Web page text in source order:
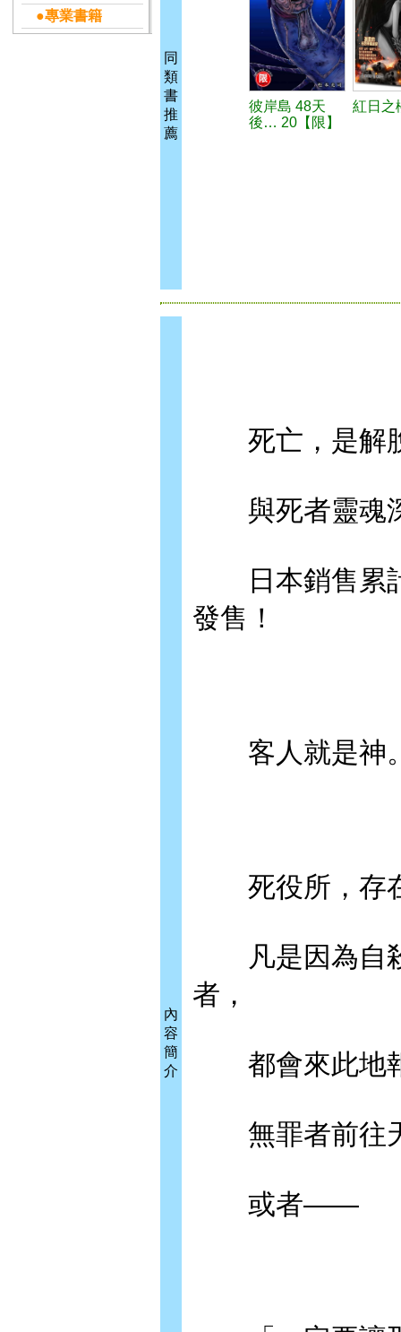
●專業書籍
同
類
書
推
薦
彼岸島 48天
後… 20【限】
紅日之
內
容
簡
介
死亡，是解脫
與死者靈魂
日本銷售累計
發售！
客人就是神
死役所，存在
凡是因為自殺
者，
都會來此地
無罪者前往天
或者——